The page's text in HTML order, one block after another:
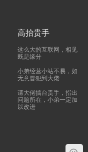
高抬贵手
这么大的互联网，相见
既是缘分
小弟经营小站不易，如
无意冒犯到大佬
请大佬搞台贵手，指出
问题所在，小弟一定加
以改进